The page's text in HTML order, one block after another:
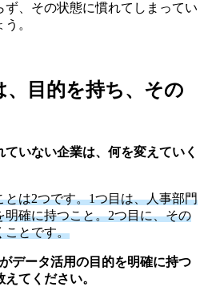
、その状態に慣れてしまってい
。
、目的を持ち、その
いない企業は、何を変えていく
とは2つです。1つ目は、人事部門
確に持つこと。2つ目に、その
ことです。
データ活用の目的を明確に持つ
てください。